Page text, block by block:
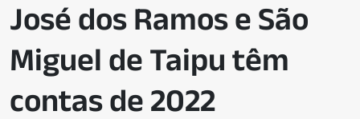
José dos Ramos e São
Miguel de Taipu têm
contas de 2022